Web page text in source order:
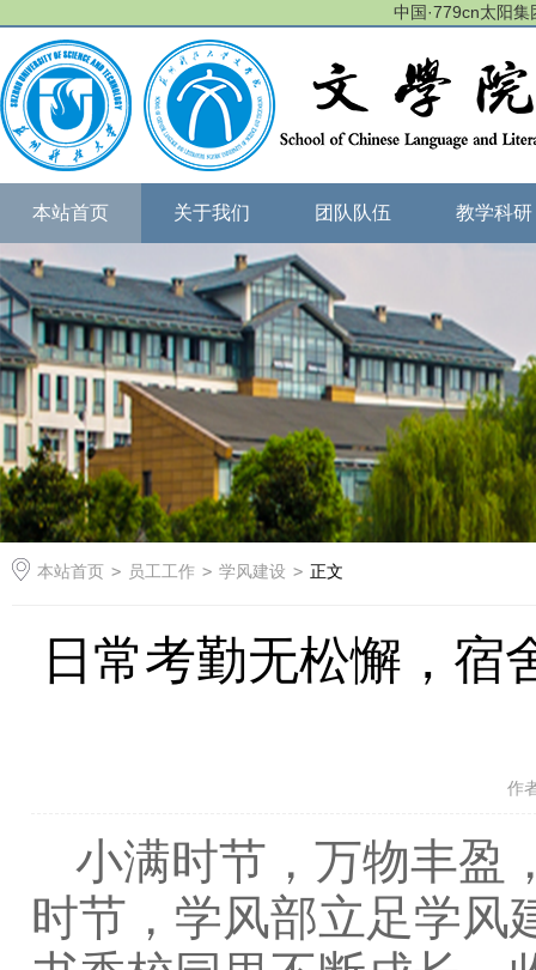
中国·779cn太阳
本站首页 关于我们 团队队伍 教学科研
本站首页 > 员工工作 > 学风建设 > 正文
日常考勤无松懈，宿
作
小满时节，万物丰盈
时节，学风部立足学风